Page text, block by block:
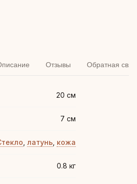
Отзывы Обратная
20 см
7 см
латунь кожа
0.8 кг